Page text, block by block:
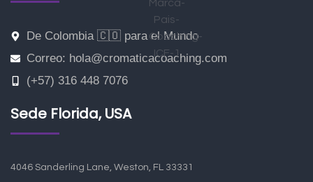
De Colombia 🇨🇴 para el Mundo
Correo: hola@cromaticacoaching.com
(+57) 316 448 7076
Sede Florida, USA
4046 Sanderling Lane, Weston, FL 33331